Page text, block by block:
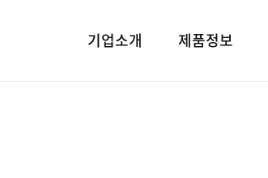
기업소개 제품정보